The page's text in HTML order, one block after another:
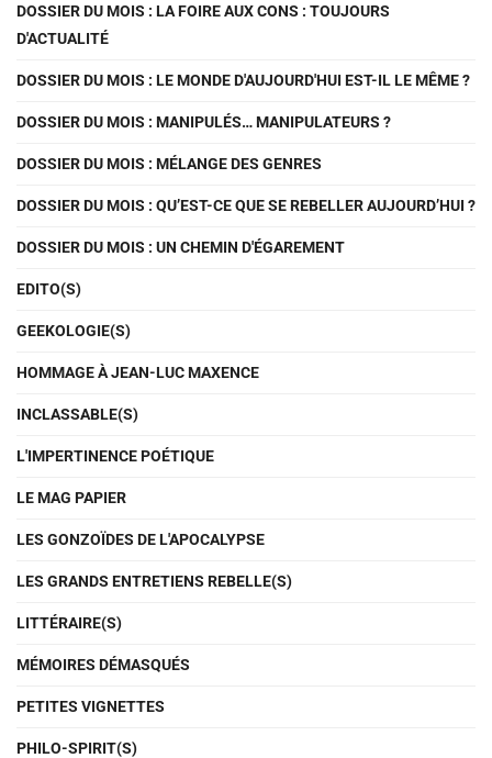
DOSSIER DU MOIS : LA FOIRE AUX CONS : TOUJOURS
D'ACTUALITÉ
DOSSIER DU MOIS : LE MONDE D'AUJOURD'HUI EST-IL LE MÊME ?
DOSSIER DU MOIS : MANIPULÉS… MANIPULATEURS ?
DOSSIER DU MOIS : MÉLANGE DES GENRES
DOSSIER DU MOIS : QU’EST-CE QUE SE REBELLER AUJOURD’HUI ?
DOSSIER DU MOIS : UN CHEMIN D'ÉGAREMENT
EDITO(S)
GEEKOLOGIE(S)
HOMMAGE À JEAN-LUC MAXENCE
INCLASSABLE(S)
L'IMPERTINENCE POÉTIQUE
LE MAG PAPIER
LES GONZOÏDES DE L'APOCALYPSE
LES GRANDS ENTRETIENS REBELLE(S)
LITTÉRAIRE(S)
MÉMOIRES DÉMASQUÉS
PETITES VIGNETTES
PHILO-SPIRIT(S)